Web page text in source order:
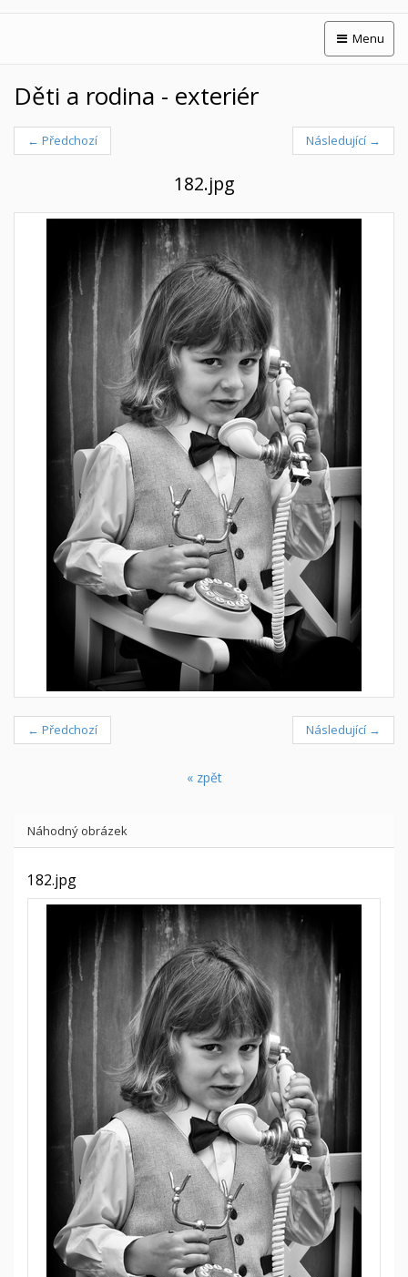
Menu
Děti a rodina - exteriér
← Předchozí Následující →
182.jpg
← Předchozí Následující →
« zpět
Náhodný obrázek
182.jpg